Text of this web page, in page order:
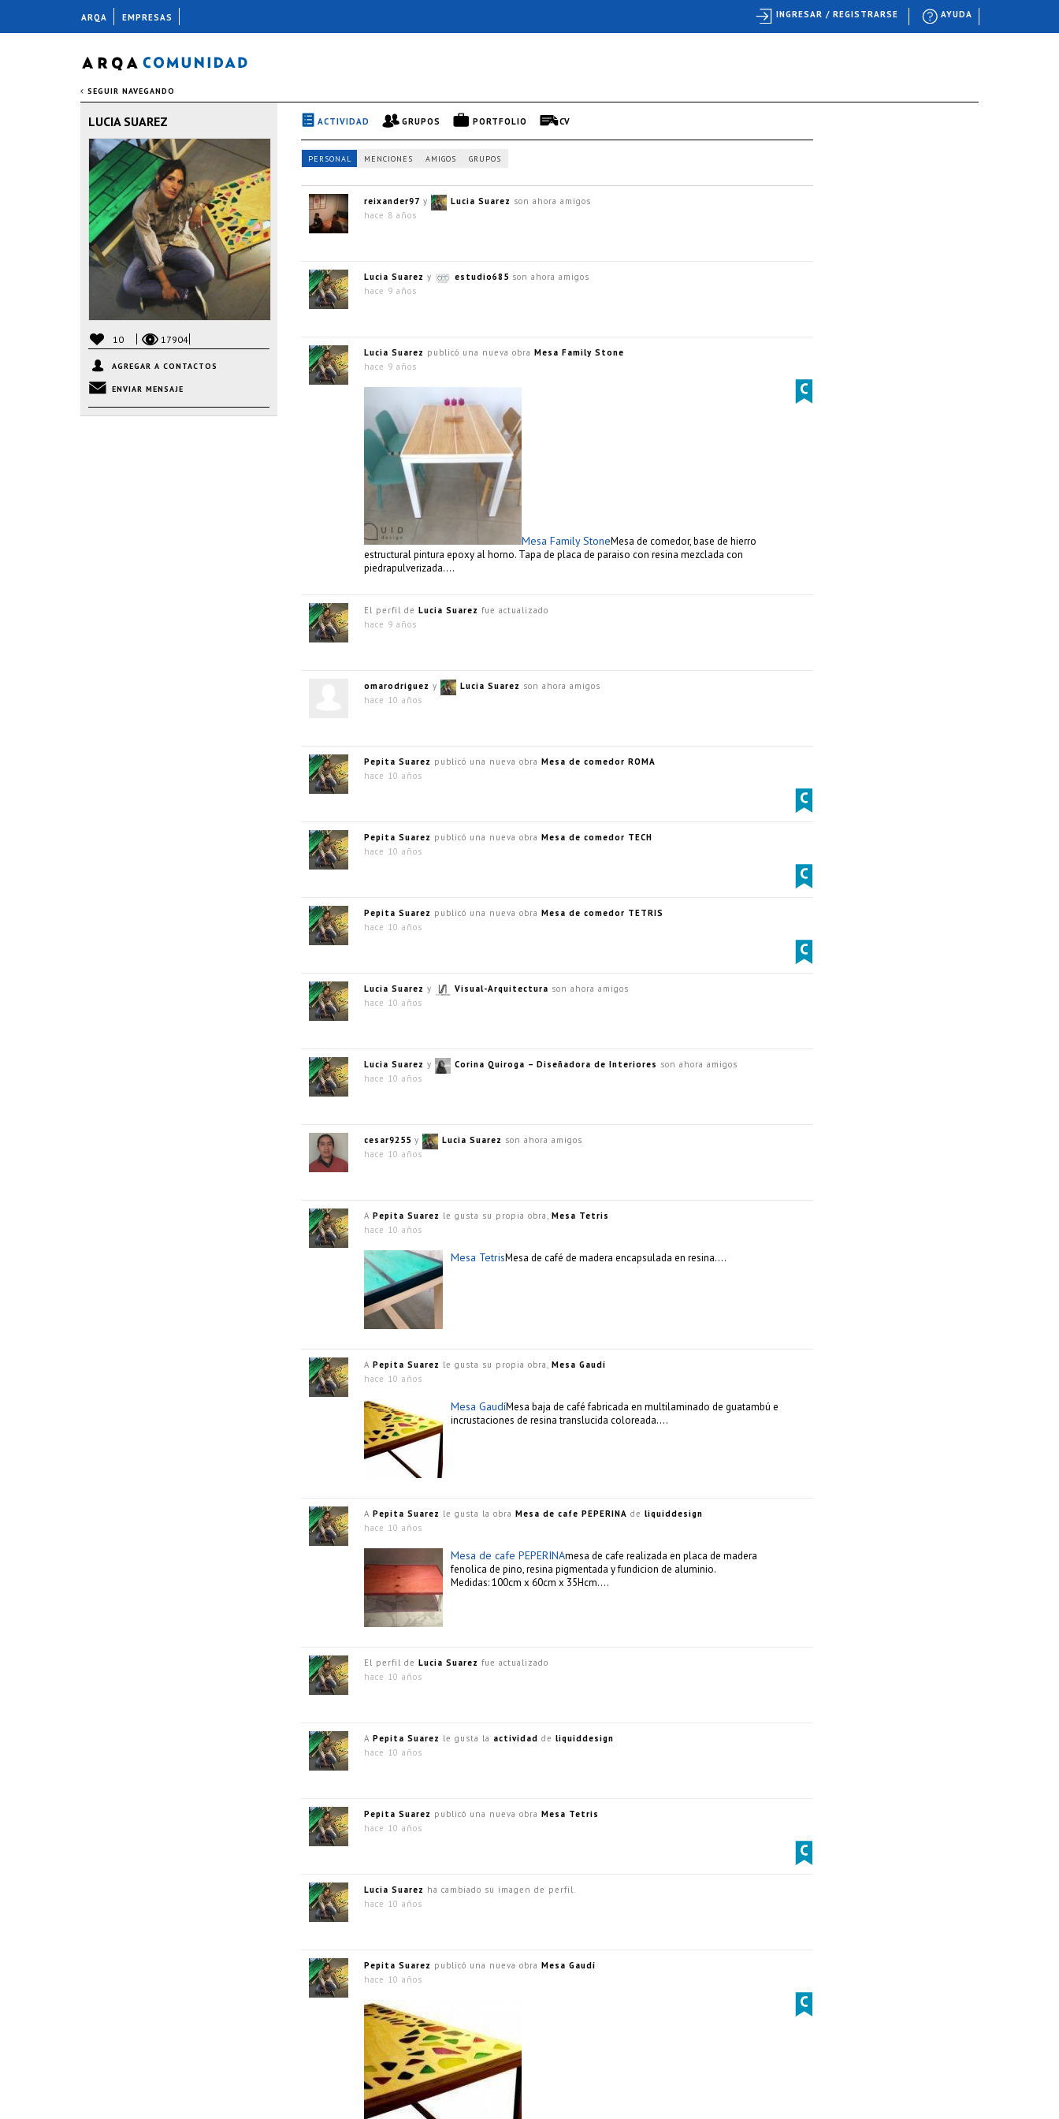
SEGUIR NAVEGANDO
LUCIA SUAREZ
10 17904
AGREGAR A CONTACTOS
ENVIAR MENSAJE
ACTIVIDAD GRUPOS PORTFOLIO CV
PERSONAL MENCIONES AMIGOS GRUPOS
reixander97 y Lucia Suarez son ahora amigos
hace 8 años
Lucia Suarez y estudio685 son ahora amigos
hace 9 años
Lucia Suarez publicó una nueva obra Mesa Family Stone
hace 9 años
Mesa Family StoneMesa de comedor, base de hierro
estructural pintura epoxy al horno. Tapa de placa de paraiso con resina mezclada con
piedrapulverizada….
El perfil de Lucia Suarez fue actualizado
hace 9 años
omarodriguez y Lucia Suarez son ahora amigos
hace 10 años
Pepita Suarez publicó una nueva obra Mesa de comedor ROMA
hace 10 años
Pepita Suarez publicó una nueva obra Mesa de comedor TECH
hace 10 años
Pepita Suarez publicó una nueva obra Mesa de comedor TETRIS
hace 10 años
Lucia Suarez y Visual-Arquitectura son ahora amigos
hace 10 años
Lucia Suarez y Corina Quiroga – Diseñadora de Interiores son ahora amigos
hace 10 años
cesar9255 y Lucia Suarez son ahora amigos
hace 10 años
A Pepita Suarez le gusta su propia obra, Mesa Tetris
hace 10 años
Mesa TetrisMesa de café de madera encapsulada en resina….
A Pepita Suarez le gusta su propia obra, Mesa Gaudí
hace 10 años
Mesa GaudíMesa baja de café fabricada en multilaminado de guatambú e
incrustaciones de resina translucida coloreada….
A Pepita Suarez le gusta la obra Mesa de cafe PEPERINA de liquiddesign
hace 10 años
Mesa de cafe PEPERINAmesa de cafe realizada en placa de madera
fenolica de pino, resina pigmentada y fundicion de aluminio.
Medidas: 100cm x 60cm x 35Hcm….
El perfil de Lucia Suarez fue actualizado
hace 10 años
A Pepita Suarez le gusta la actividad de liquiddesign
hace 10 años
Pepita Suarez publicó una nueva obra Mesa Tetris
hace 10 años
Lucia Suarez ha cambiado su imagen de perfil.
hace 10 años
Pepita Suarez publicó una nueva obra Mesa Gaudí
hace 10 años
ARQA EMPRESAS AYUDA
INGRESAR / REGISTRARSE